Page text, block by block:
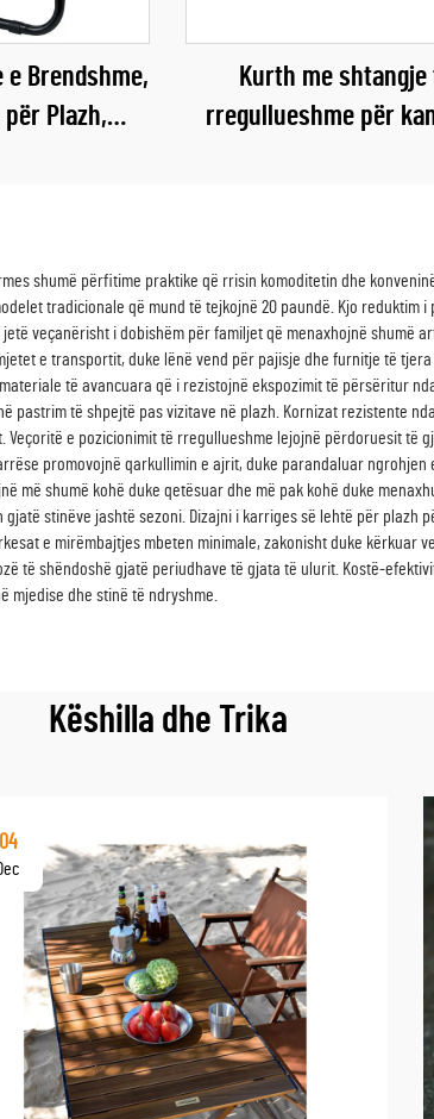
e Brendshme,
Plazh,
Kurth me shtangje
rregullueshme për
plazh, hije
shumë përfitime praktike që rrisin komoditetin dhe
tradicionale që mund të tejkojnë 20 paundë. Kjo
veçanërisht i dobishëm për familjet që menaxhojnë shumë
e transportit, duke lënë vend për pajisje dhe furnitje të
të avancuara që i rezistojnë ekspozimit të përsëritur
pastrim të shpejtë pas vizitave në plazh. Kornizat rezistente
e pozicionimit të rregullueshme lejojnë përdoruesit të
promovojnë qarkullimin e ajrit, duke parandaluar
më shumë kohë duke qetësuar dhe më pak kohë duke
stinëve jashtë sezoni. Dizajni i karriges së lehtë për plazh
e mirëmbajtjes mbeten minimale, zakonisht duke kërkuar
të shëndoshë gjatë periudhave të gjata të ulurit. Kostë-
mjedise dhe stinë të ndryshme.
Këshilla dhe Trika
04